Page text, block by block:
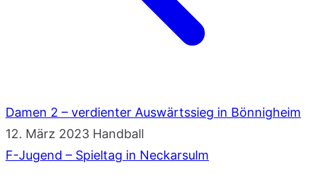
Damen 2 – verdienter Auswärtssieg in Bönnigheim
12. März 2023 Handball
F-Jugend – Spieltag in Neckarsulm